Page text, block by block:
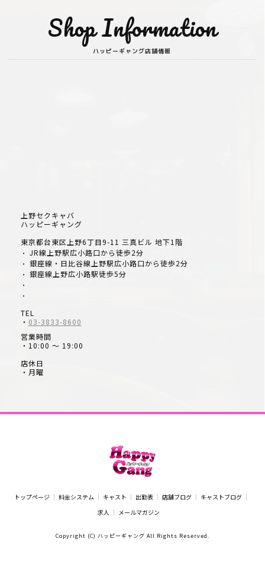
Shop Information
ハッピーギャング店舗情報
上野セクキャバ
ハッピーギャング
東京都台東区上野6丁目9-11 三真ビル 地下1階
・ JR線上野駅広小路口から徒歩2分
・ 銀座線・日比谷線上野駅広小路口から徒歩2分
・ 銀座線上野広小路駅徒歩5分
・
・
TEL
・ 03-3833-8600
営業時間
・10:00 ～ 19:00
店休日
・月曜
トップページ 料金システム キャスト 出勤表 店舗ブログ
キャストブログ
求人
メールマガジン
Copyright (C) ハッピーギャング All Rights Reserved.